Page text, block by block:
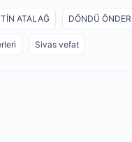
ATALAĞ DÖNDÜ ÖNDER
Sivas vefat